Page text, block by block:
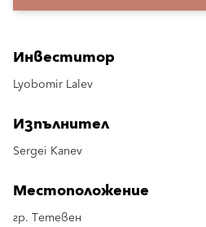
Инвеститор
Lyobomir Lalev
Изпълнител
Sergei Kanev
Местоположение
гр. Тетевен